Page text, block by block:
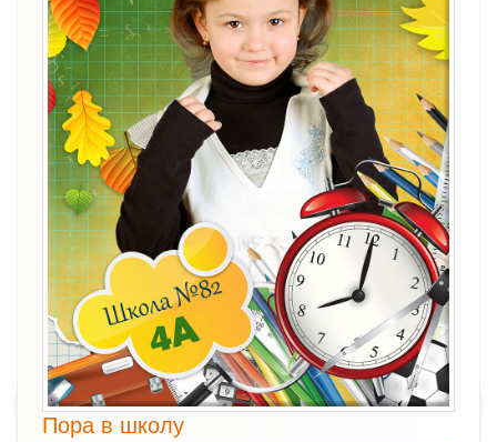
Пора в школу